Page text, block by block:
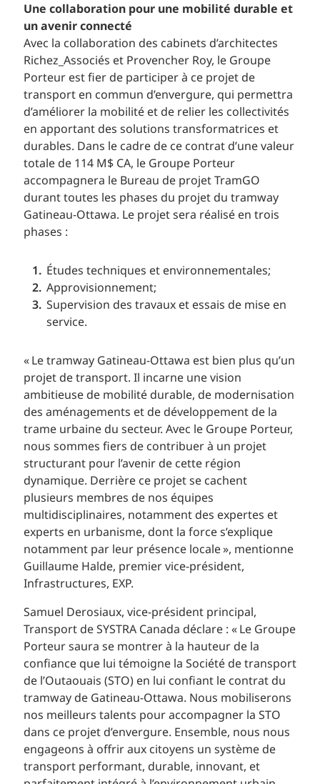
Une collaboration pour une mobilité durable et
un avenir connecté
Avec la collaboration des cabinets d’architectes
Richez_Associés et Provencher Roy, le Groupe
Porteur est fier de participer à ce projet de
transport en commun d’envergure, qui permettra
d’améliorer la mobilité et de relier les collectivités
en apportant des solutions transformatrices et
durables. Dans le cadre de ce contrat d’une valeur
totale de 114 M$ CA, le Groupe Porteur
accompagnera le Bureau de projet TramGO
durant toutes les phases du projet du tramway
Gatineau-Ottawa. Le projet sera réalisé en trois
phases :
Études techniques et environnementales;
Approvisionnement;
Supervision des travaux et essais de mise en
service.
« Le tramway Gatineau-Ottawa est bien plus qu’un
projet de transport. Il incarne une vision
ambitieuse de mobilité durable, de modernisation
des aménagements et de développement de la
trame urbaine du secteur. Avec le Groupe Porteur,
nous sommes fiers de contribuer à un projet
structurant pour l’avenir de cette région
dynamique. Derrière ce projet se cachent
plusieurs membres de nos équipes
multidisciplinaires, notamment des expertes et
experts en urbanisme, dont la force s’explique
notamment par leur présence locale », mentionne
Guillaume Halde, premier vice-président,
Infrastructures, EXP.
Samuel Derosiaux, vice-président principal,
Transport de SYSTRA Canada déclare : « Le Groupe
Porteur saura se montrer à la hauteur de la
confiance que lui témoigne la Société de transport
de l’Outaouais (STO) en lui confiant le contrat du
tramway de Gatineau-Ottawa. Nous mobiliserons
nos meilleurs talents pour accompagner la STO
dans ce projet d’envergure. Ensemble, nous nous
engageons à offrir aux citoyens un système de
transport performant, durable, innovant, et